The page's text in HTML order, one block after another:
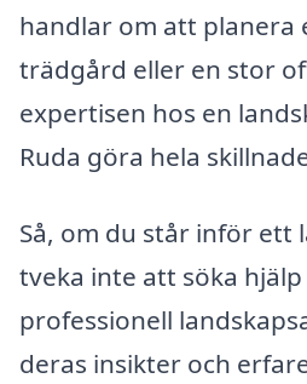
handlar om att planera
trädgård eller en stor
expertisen hos en
Ruda göra hela
Så, om du står inför ett
tveka inte att söka
professionell
deras insikter och